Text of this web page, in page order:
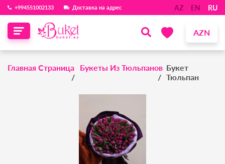
‪+994551002133‬ Доставка на адрес AZ EN RU
AZN
Главная Страница Букеты Из Тюльпанов Букет
Тюльпан